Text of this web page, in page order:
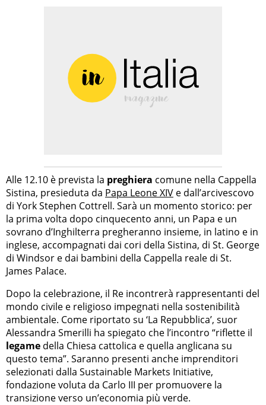
Alle 12.10 è prevista la preghiera comune nella Cappella
Sistina, presieduta da Papa Leone XIV e dall’arcivescovo
di York Stephen Cottrell. Sarà un momento storico: per
la prima volta dopo cinquecento anni, un Papa e un
sovrano d’Inghilterra pregheranno insieme, in latino e in
inglese, accompagnati dai cori della Sistina, di St. George
di Windsor e dai bambini della Cappella reale di St.
James Palace.
Dopo la celebrazione, il Re incontrerà rappresentanti del
mondo civile e religioso impegnati nella sostenibilità
ambientale. Come riportato su ‘La Repubblica’, suor
Alessandra Smerilli ha spiegato che l’incontro “riflette il
legame della Chiesa cattolica e quella anglicana su
questo tema”. Saranno presenti anche imprenditori
selezionati dalla Sustainable Markets Initiative,
fondazione voluta da Carlo III per promuovere la
transizione verso un’economia più verde.